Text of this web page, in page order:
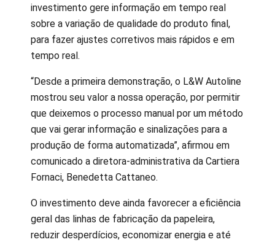
investimento gere informação em tempo real
sobre a variação de qualidade do produto final,
para fazer ajustes corretivos mais rápidos e em
tempo real.
“Desde a primeira demonstração, o L&W Autoline
mostrou seu valor a nossa operação, por permitir
que deixemos o processo manual por um método
que vai gerar informação e sinalizações para a
produção de forma automatizada”, afirmou em
comunicado a diretora-administrativa da Cartiera
Fornaci, Benedetta Cattaneo.
O investimento deve ainda favorecer a eficiência
geral das linhas de fabricação da papeleira,
reduzir desperdícios, economizar energia e até